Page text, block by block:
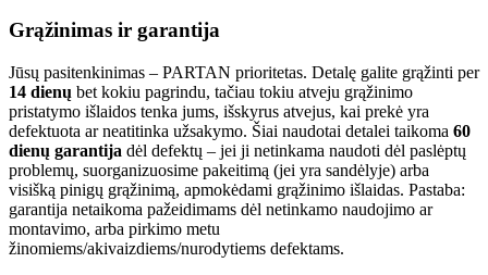
Grąžinimas ir garantija
Jūsų pasitenkinimas – PARTAN prioritetas. Detalę galite grąžinti per
14 dienų bet kokiu pagrindu, tačiau tokiu atveju grąžinimo
pristatymo išlaidos tenka jums, išskyrus atvejus, kai prekė yra
defektuota ar neatitinka užsakymo. Šiai naudotai detalei taikoma 60
dienų garantija dėl defektų – jei ji netinkama naudoti dėl paslėptų
problemų, suorganizuosime pakeitimą (jei yra sandėlyje) arba
visišką pinigų grąžinimą, apmokėdami grąžinimo išlaidas. Pastaba:
garantija netaikoma pažeidimams dėl netinkamo naudojimo ar
montavimo, arba pirkimo metu
žinomiems/akivaizdiems/nurodytiems defektams.